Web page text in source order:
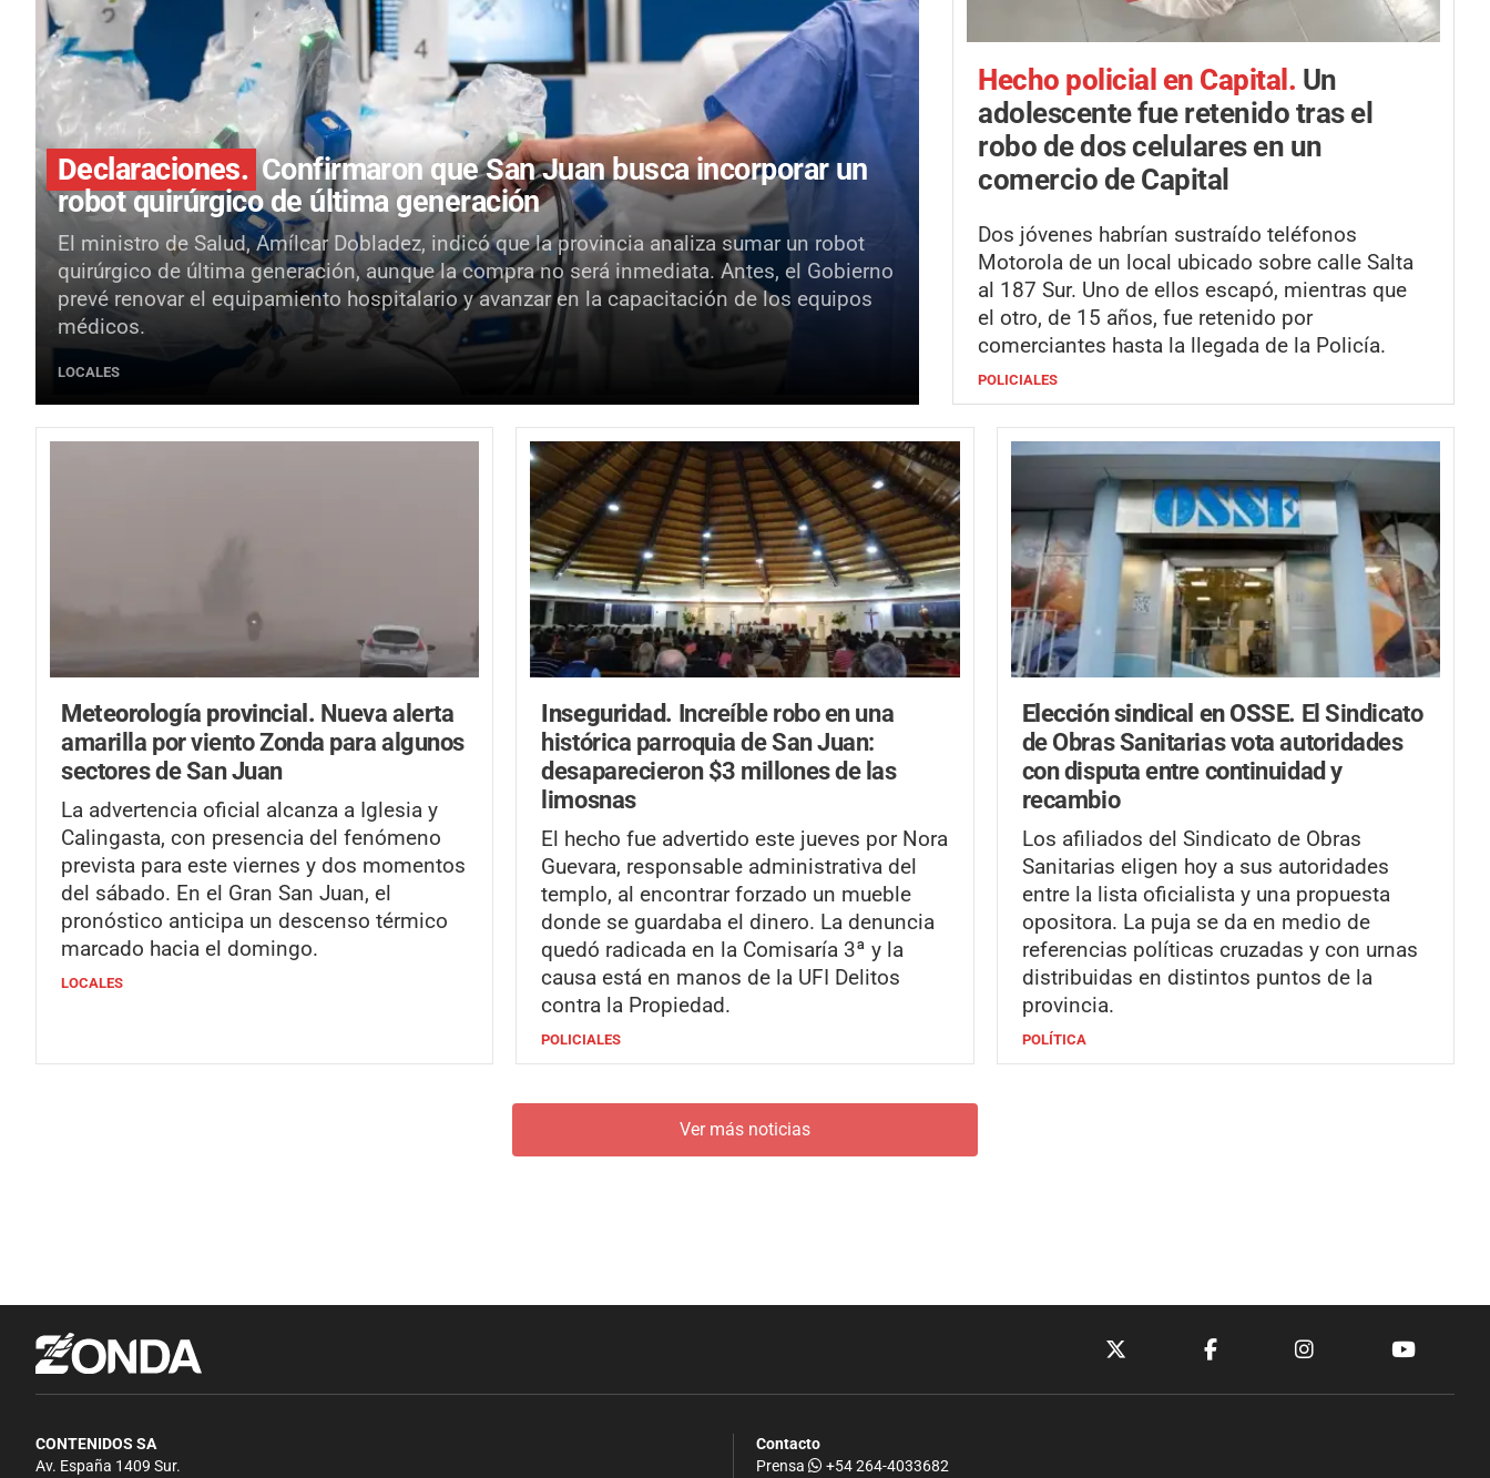
Declaraciones. Confirmaron que San Juan busca incorporar un
robot quirúrgico de última generación
El ministro de Salud, Amílcar Dobladez, indicó que la provincia analiza sumar un robot
quirúrgico de última generación, aunque la compra no será inmediata. Antes, el Gobierno
prevé renovar el equipamiento hospitalario y avanzar en la capacitación de los equipos
médicos.
LOCALES
Hecho policial en Capital. Un
adolescente fue retenido tras el
robo de dos celulares en un
comercio de Capital
Dos jóvenes habrían sustraído teléfonos
Motorola de un local ubicado sobre calle Salta
al 187 Sur. Uno de ellos escapó, mientras que
el otro, de 15 años, fue retenido por
comerciantes hasta la llegada de la Policía.
POLICIALES
Meteorología provincial. Nueva alerta
amarilla por viento Zonda para algunos
sectores de San Juan
La advertencia oficial alcanza a Iglesia y
Calingasta, con presencia del fenómeno
prevista para este viernes y dos momentos
del sábado. En el Gran San Juan, el
pronóstico anticipa un descenso térmico
marcado hacia el domingo.
LOCALES
Inseguridad. Increíble robo en una
histórica parroquia de San Juan:
desaparecieron $3 millones de las
limosnas
El hecho fue advertido este jueves por Nora
Guevara, responsable administrativa del
templo, al encontrar forzado un mueble
donde se guardaba el dinero. La denuncia
quedó radicada en la Comisaría 3ª y la
causa está en manos de la UFI Delitos
contra la Propiedad.
POLICIALES
Elección sindical en OSSE. El Sindicato
de Obras Sanitarias vota autoridades
con disputa entre continuidad y
recambio
Los afiliados del Sindicato de Obras
Sanitarias eligen hoy a sus autoridades
entre la lista oficialista y una propuesta
opositora. La puja se da en medio de
referencias políticas cruzadas y con urnas
distribuidas en distintos puntos de la
provincia.
POLÍTICA
Ver más noticias
CONTENIDOS SA
Av. España 1409 Sur.
Contacto
Prensa
+54 264-4033682